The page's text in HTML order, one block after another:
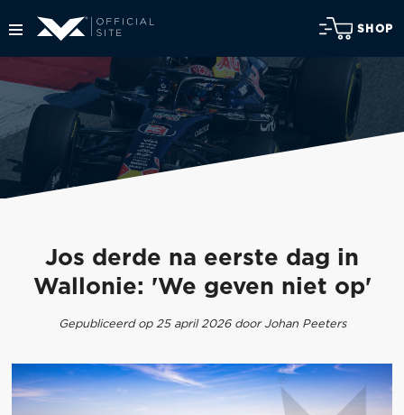
SHOP
Jos derde na eerste dag in
Wallonie: 'We geven niet op'
Gepubliceerd op 25 april 2026 door Johan Peeters